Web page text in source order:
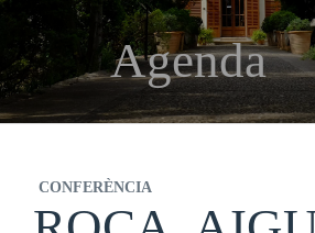
Agenda
CONFERÈNCIA